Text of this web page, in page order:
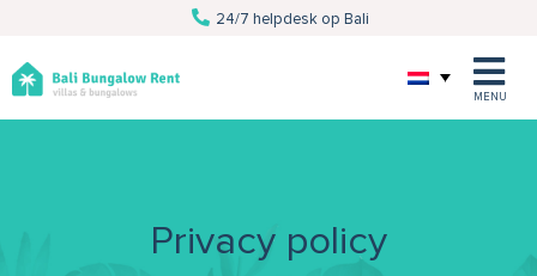
24/7 helpdesk op Bali
Persoonlijke service
Al 10 jaar Bali specialistMENU
Privacy policy